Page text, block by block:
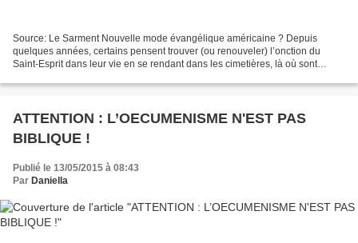
Source: Le Sarment Nouvelle mode évangélique américaine ? Depuis
quelques années, certains pensent trouver (ou renouveler) l’onction du
Saint-Esprit dans leur vie en se rendant dans les cimetières, là où sont
ATTENTION : L’OECUMENISME N'EST PAS
BIBLIQUE !
Publié le 13/05/2015 à 08:43
Par Daniella